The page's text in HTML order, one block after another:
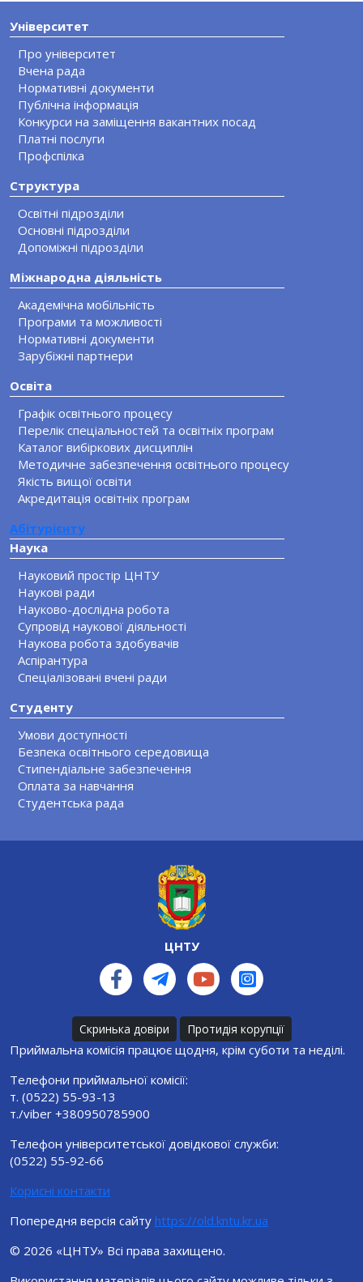
Університет
Про університет
Вчена рада
Нормативні документи
Публічна інформація
Конкурси на заміщення вакантних посад
Платні послуги
Профспілка
Структура
Освітні підрозділи
Основні підрозділи
Допоміжні підрозділи
Міжнародна діяльність
Академічна мобільність
Програми та можливості
Нормативні документи
Зарубіжні партнери
Освіта
Графік освітнього процесу
Перелік спеціальностей та освітніх програм
Каталог вибіркових дисциплін
Методичне забезпечення освітнього процесу
Якість вищої освіти
Акредитація освітніх програм
Абітурієнту
Наука
Науковий простір ЦНТУ
Наукові ради
Науково-дослідна робота
Супровід наукової діяльності
Наукова робота здобувачів
Аспірантура
Спеціалізовані вчені ради
Студенту
Умови доступності
Безпека освітнього середовища
Стипендіальне забезпечення
Оплата за навчання
Студентська рада
ЦНТУ
Скринька довіри Протидія корупції
Приймальна комісія працює щодня, крім суботи та неділі.
Телефони приймальної комісії:
т. (0522) 55-93-13
т./viber +380950785900
Телефон університетської довідкової служби:
(0522) 55-92-66
Корисні контакти
Попередня версія сайту https://old.kntu.kr.ua
© 2026 «ЦНТУ» Всі права захищено.